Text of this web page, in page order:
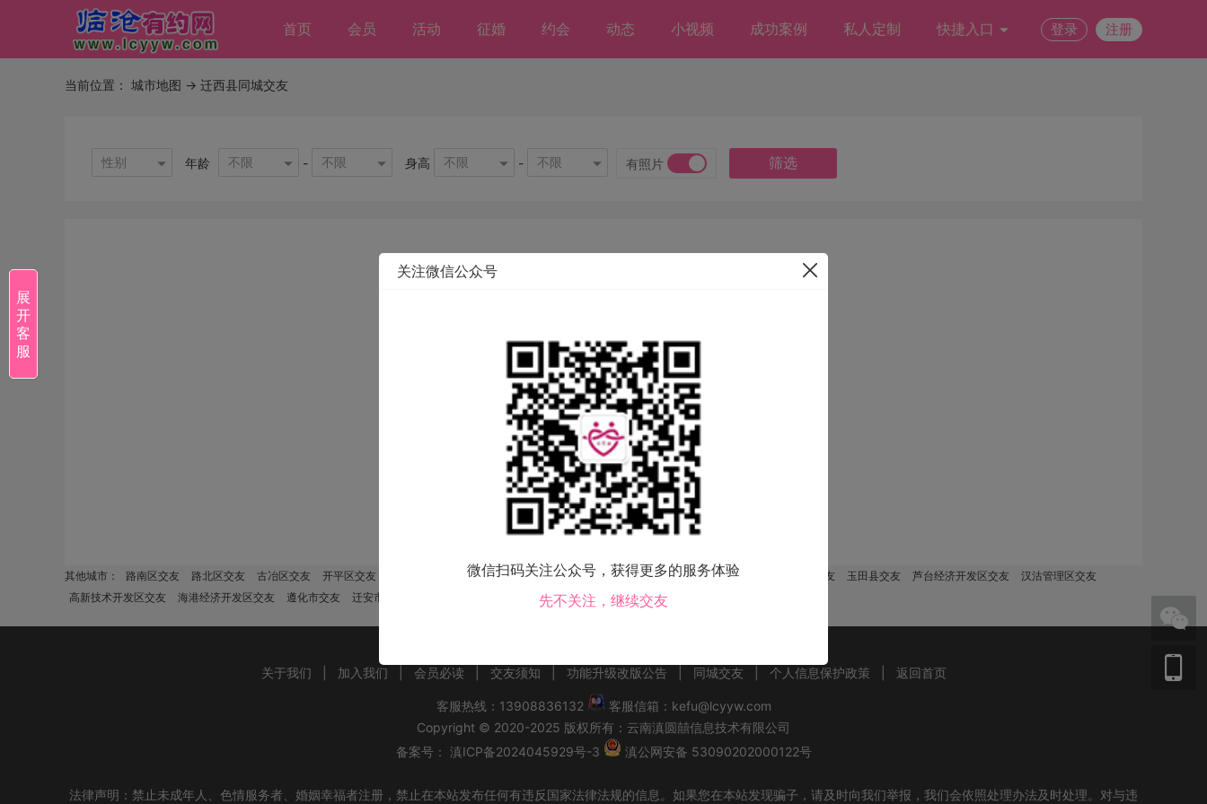
首页 会员 活动 征婚 约会 动态 小视频 成功案例 私人定制 快捷入口 登录 注册
当前位置： 城市地图 -> 迁西县同城交友
性别 年龄 不限 - 不限 身高 不限 - 不限 有照片 筛选
该地区没有会员，换个城市试试！
其他城市： 路南区交友 路北区交友 古冶区交友 开平区交友 丰润区交友 曹妃甸区交友 滦县交友 滦南县交友 乐亭县交友 迁西县交友 玉田县交友 芦台经济开发区交友
汉沽管理区交友
高新技术开发区交友
海港经济开发区交友 遵化市交友 迁安市交友
关于我们 加入我们 会员必读 交友须知 功能升级改版公告 同城交友 个人信息保护政策 返回首页
客服热线：13908836132
客服信箱：kefu@lcyyw.com
Copyright © 2020-2025 版权所有： 云南滇圆囍信息技术有限公司
备案号： 滇ICP备2024045929号-3 滇公网安备 53090202000122号
法律声明：禁止未成年人、色情服务者、婚姻幸福者注册，禁止在本站发布任何有违反国家法律法规的信息。如果您在本站发现骗子，请及时向我们举报，我们会依照处理办法及时处理。对与违
展
开
客
服
关注微信公众号
微信扫码关注公众号，获得更多的服务体验
先不关注，继续交友